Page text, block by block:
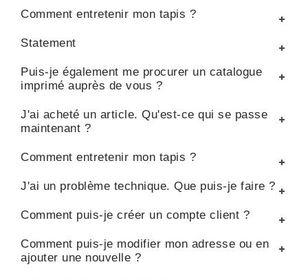
Comment entretenir mon tapis ?
Statement
Puis-je également me procurer un catalogue
imprimé auprès de vous ?
J'ai acheté un article. Qu'est-ce qui se passe
maintenant ?
Comment entretenir mon tapis ?
J'ai un problème technique. Que puis-je faire ?
Comment puis-je créer un compte client ?
Comment puis-je modifier mon adresse ou en
ajouter une nouvelle ?